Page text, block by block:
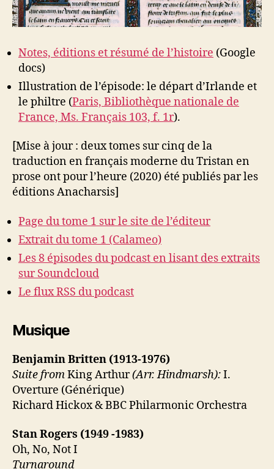
Notes, éditions et résumé de l’histoire (Google
docs)
Illustration de l’épisode: le départ d’Irlande et
le philtre (Paris, Bibliothèque nationale de
France, Ms. Français 103, f. 1r).
[Mise à jour : deux tomes sur cinq de la
traduction en français moderne du Tristan en
prose ont pour l’heure (2020) été publiés par les
éditions Anacharsis]
Page du tome 1 sur le site de l’éditeur
Extrait du tome 1 (Calameo)
Les 8 épisodes du podcast en lisant des extraits
sur Soundcloud
Le flux RSS du podcast
Musique
Benjamin Britten (1913-1976)
Suite fromKing Arthur(Arr. Hindmarsh):I.
Overture (Générique)
Richard Hickox & BBC Philarmonic Orchestra
Stan Rogers (1949 -1983)
Oh, No, Not I
Turnaround